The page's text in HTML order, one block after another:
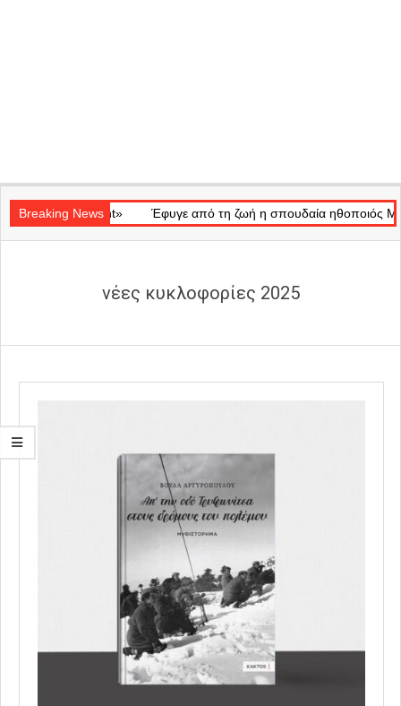
Navigation
Menu
Breaking News
of Light» Έφυγε από τη ζωή η σπουδαία ηθοποιός Μάρω
νέες κυκλοφορίες 2025